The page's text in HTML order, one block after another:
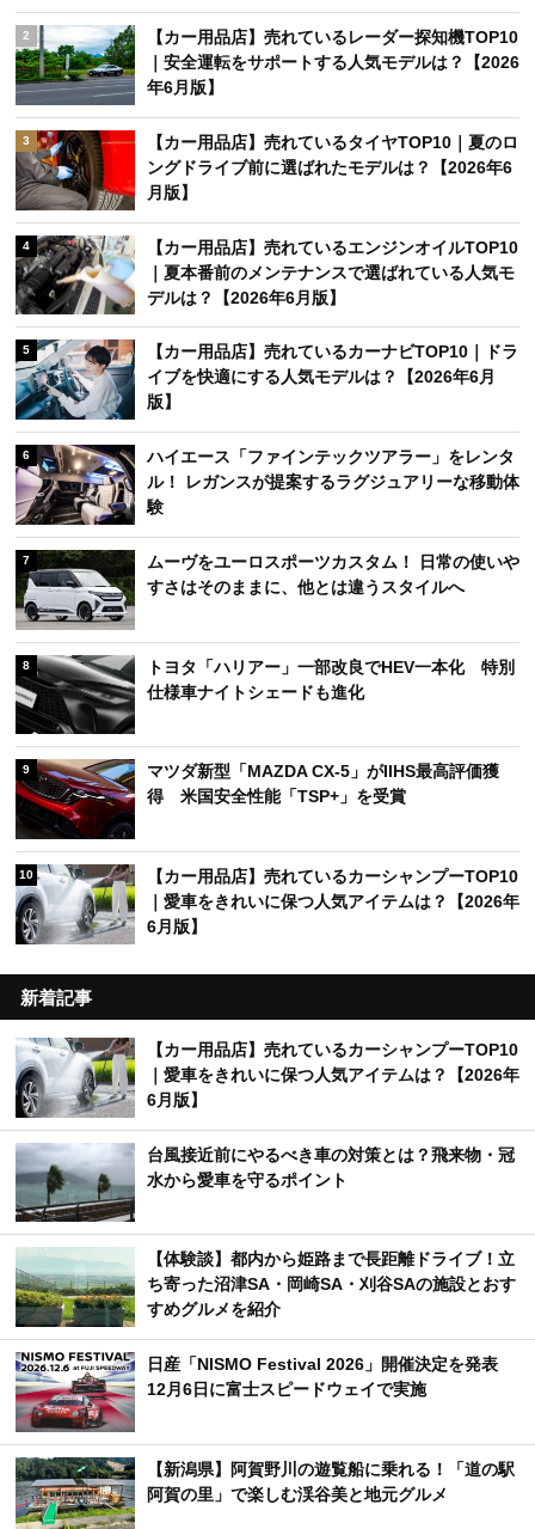
2
【カー用品店】売れているレーダー探知機TOP10
｜安全運転をサポートする人気モデルは？【2026
年6月版】
3
【カー用品店】売れているタイヤTOP10｜夏のロ
ングドライブ前に選ばれたモデルは？【2026年6
月版】
4
【カー用品店】売れているエンジンオイルTOP10
｜夏本番前のメンテナンスで選ばれている人気モ
デルは？【2026年6月版】
5
【カー用品店】売れているカーナビTOP10｜ドラ
イブを快適にする人気モデルは？【2026年6月
版】
6
ハイエース「ファインテックツアラー」をレンタ
ル！ レガンスが提案するラグジュアリーな移動体
験
7
ムーヴをユーロスポーツカスタム！ 日常の使いや
すさはそのままに、他とは違うスタイルへ
8
トヨタ「ハリアー」一部改良でHEV一本化 特別
仕様車ナイトシェードも進化
9
マツダ新型「MAZDA CX-5」がIIHS最高評価獲
得 米国安全性能「TSP+」を受賞
10
【カー用品店】売れているカーシャンプーTOP10
｜愛車をきれいに保つ人気アイテムは？【2026年
6月版】
新着記事
【カー用品店】売れているカーシャンプーTOP10
｜愛車をきれいに保つ人気アイテムは？【2026年
6月版】
台風接近前にやるべき車の対策とは？飛来物・冠
水から愛車を守るポイント
【体験談】都内から姫路まで長距離ドライブ！立
ち寄った沼津SA・岡崎SA・刈谷SAの施設とおす
すめグルメを紹介
日産「NISMO Festival 2026」開催決定を発表
12月6日に富士スピードウェイで実施
【新潟県】阿賀野川の遊覧船に乗れる！「道の駅
阿賀の里」で楽しむ渓谷美と地元グルメ